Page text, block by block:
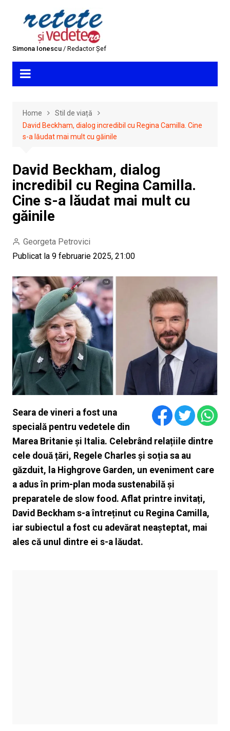
Simona Ionescu/ Redactor Șef
Home
Stil de viață
David Beckham, dialog incredibil cu Regina Camilla. Cine
s-a lăudat mai mult cu găinile
David Beckham, dialog
incredibil cu Regina Camilla.
Cine s-a lăudat mai mult cu
găinile
Georgeta Petrovici
Publicat la 9 februarie 2025, 21:00
Seara de vineri a fost una
specială pentru vedetele din
Marea Britanie și Italia. Celebrând relațiile dintre
cele două țări, Regele Charles și soția sa au
găzduit, la Highgrove Garden, un eveniment care
a adus în prim-plan moda sustenabilă și
preparatele de slow food. Aflat printre invitați,
David Beckham s-a întreținut cu Regina Camilla,
iar subiectul a fost cu adevărat neașteptat, mai
ales că unul dintre ei s-a lăudat.